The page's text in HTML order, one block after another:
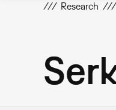
Research